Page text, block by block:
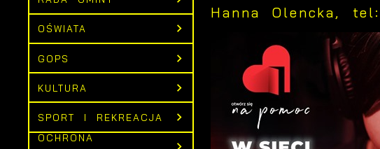
OŚWIATA
GOPS
KULTURA
SPORT I REKREACJA
OCHRONA
Hanna Olencka,